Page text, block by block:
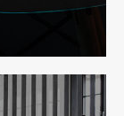
要先写清